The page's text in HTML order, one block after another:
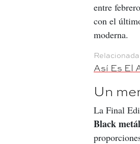
entre
con el
moderna.
Así Es El
Un
La Final
Black